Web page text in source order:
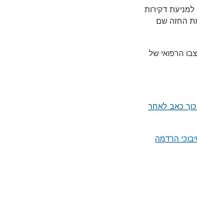
למניעת דקירות
החזה שם
הרפואי של
כאב לאחר
הרדמה